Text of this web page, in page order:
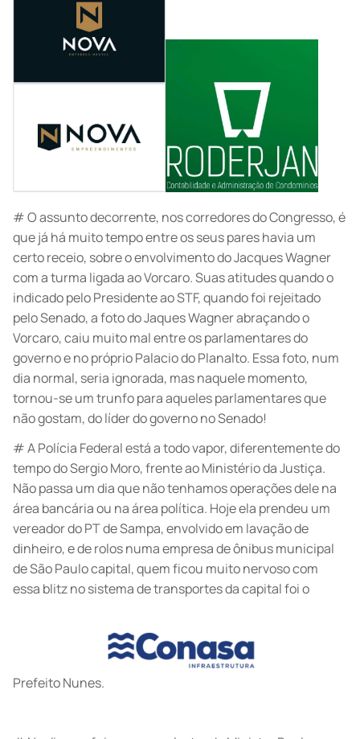
# O assunto decorrente, nos corredores do Congresso, é
que já há muito tempo entre os seus pares havia um
certo receio, sobre o envolvimento do Jacques Wagner
com a turma ligada ao Vorcaro. Suas atitudes quando o
indicado pelo Presidente ao STF, quando foi rejeitado
pelo Senado, a foto do Jaques Wagner abraçando o
Vorcaro, caiu muito mal entre os parlamentares do
governo e no próprio Palacio do Planalto. Essa foto, num
dia normal, seria ignorada, mas naquele momento,
tornou-se um trunfo para aqueles parlamentares que
não gostam, do líder do governo no Senado!
# A Polícia Federal está a todo vapor, diferentemente do
tempo do Sergio Moro, frente ao Ministério da Justiça.
Não passa um dia que não tenhamos operações dele na
área bancária ou na área política. Hoje ela prendeu um
vereador do PT de Sampa, envolvido em lavação de
dinheiro, e de rolos numa empresa de ônibus municipal
de São Paulo capital, quem ficou muito nervoso com
essa blitz no sistema de transportes da capital foi o
Prefeito Nunes.